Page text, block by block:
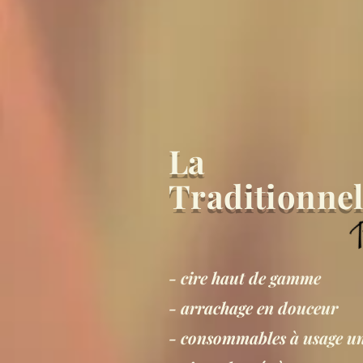
- cire haut de gamme
- arrachage en douceur
- consommables à usage
La
Tr